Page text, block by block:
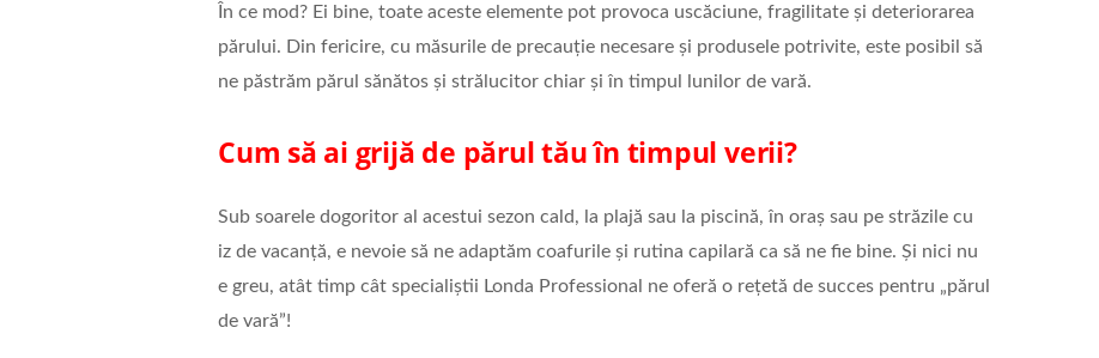
În ce mod? Ei bine, toate aceste elemente pot provoca uscăciune, fragilitate și deteriorarea
părului. Din fericire, cu măsurile de precauție necesare și produsele potrivite, este posibil să
ne păstrăm părul sănătos și strălucitor chiar și în timpul lunilor de vară.
Cum să ai grijă de părul tău în timpul verii?
Sub soarele dogoritor al acestui sezon cald, la plajă sau la piscină, în oraș sau pe străzile cu
iz de vacanță, e nevoie să ne adaptăm coafurile și rutina capilară ca să ne fie bine. Și nici nu
e greu, atât timp cât specialiștii Londa Professional ne oferă o rețetă de succes pentru „părul
de vară”!